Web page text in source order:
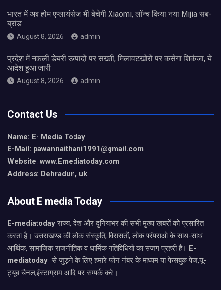
भारत में अब होम एप्लायंसेज भी बेचेगी Xiaomi, लॉन्च किया नया Mijia सब-
ब्रांड
August 8, 2026 admin
प्रदेश में नकली डेयरी उत्पादों पर सख्ती, मिलावटखोरों पर कसेगा शिकंजा, ये
आदेश हुआ जारी
August 8, 2026 admin
Contact Us
Name: E- Media Today
E-Mail: pawannaithani1991@gmail.com
Website: www.Emediatoday.com
Address: Dehradun, uk
About E media Today
E-mediatodayराज्य, देश और दुनियाभर की सभी मुख्य खबरों को प्रसारित
करता है। उत्तराखण्ड की लोक संस्कृति, विरासतों, लोक परंपराओ के साथ-साथ
आर्थिक, सामाजिक राजनीतिक व धार्मिक गतिविधियों का सजग प्रहरी है। E-
mediatoday से जुड़ने के लिए हमारे फोन नंबर के माध्यम या फेसबुक पेज,यू-
ट्यूब चैनल,इंस्टाग्राम आदि पर सम्पर्क करे।